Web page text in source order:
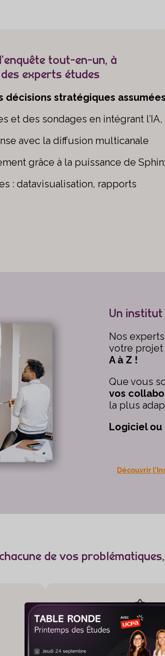
tout-en-un, à
experts études
décisions stratégiques assumées
et des sondages en intégrant l’IA,
avec la diffusion multicanale
grâce à la puissance de
: datavisualisation, rapports
Un institut
Nos
votre projet
A à Z !
Que vous
vos
la plus
Logiciel ou
Découvrir
de vos